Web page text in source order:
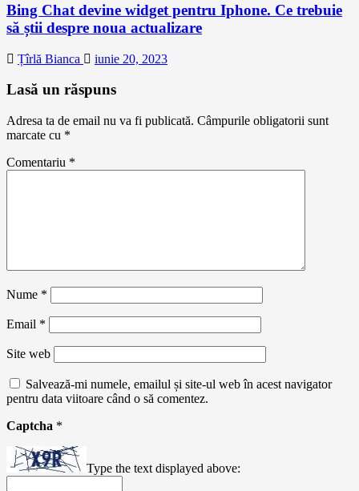
Bing Chat devine widget pentru Iphone. Ce trebuie
să știi despre noua actualizare
Țîrlă Bianca iunie 20, 2023
Lasă un răspuns
Adresa ta de email nu va fi publicată. Câmpurile obligatorii sunt
marcate cu *
Comentariu *
Nume *
Email *
Site web
Salvează-mi numele, emailul și site-ul web în acest navigator
pentru data viitoare când o să comentez.
Captcha *
Type the text displayed above: